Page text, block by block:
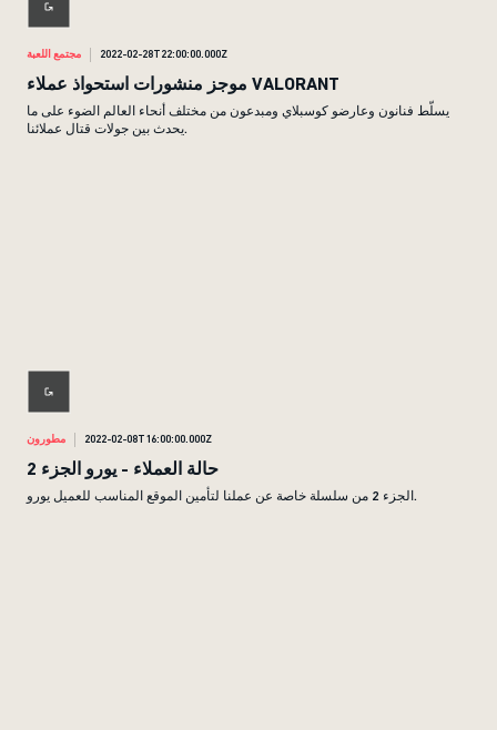
مجتمع اللعبة 2022-02-28T22:00:00.000Z
موجز منشورات استحواذ عملاء VALORANT
يسلّط فنانون وعارضو كوسبلاي ومبدعون من مختلف أنحاء العالم الضوء على ما
يحدث بين جولات قتال عملائنا.
مطورون 2022-02-08T16:00:00.000Z
حالة العملاء - يورو الجزء 2
الجزء 2 من سلسلة خاصة عن عملنا لتأمين الموقع المناسب للعميل يورو.